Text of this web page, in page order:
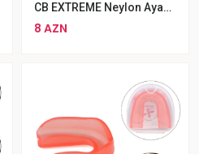
CB EXTREME Neylon Ayaq Biləyi Qoruyucusu
8 AZN